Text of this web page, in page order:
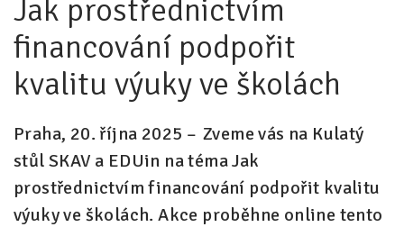
Pro zřizovatele
Konference Lepší škola
Kápézetka - průvodce pro zřizovatele
Klub zřizovatelů
O nás
O nás
Jak prostřednictvím
financování podpořit
kvalitu výuky ve školách
Praha, 20. října 2025 –⁠⁠⁠⁠⁠⁠ Zveme vás na Kulatý
stůl SKAV a EDUin na téma Jak
prostřednictvím financování podpořit kvalitu
výuky ve školách. Akce proběhne online tento